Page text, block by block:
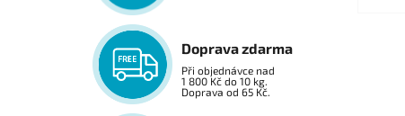
Doprava zdarma
Při objednávce nad
1 800 Kč do 10 kg.
Doprava od 65 Kč.